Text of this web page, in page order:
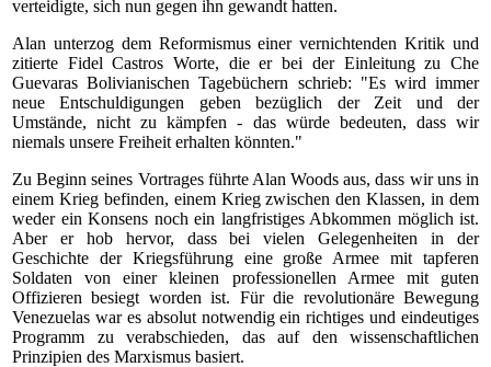
verteidigte, sich nun gegen ihn gewandt hatten.
Alan unterzog dem Reformismus einer vernichtenden Kritik und
zitierte Fidel Castros Worte, die er bei der Einleitung zu Che
Guevaras Bolivianischen Tagebüchern schrieb: "Es wird immer
neue Entschuldigungen geben bezüglich der Zeit und der
Umstände, nicht zu kämpfen - das würde bedeuten, dass wir
niemals unsere Freiheit erhalten könnten."
Zu Beginn seines Vortrages führte Alan Woods aus, dass wir uns in
einem Krieg befinden, einem Krieg zwischen den Klassen, in dem
weder ein Konsens noch ein langfristiges Abkommen möglich ist.
Aber er hob hervor, dass bei vielen Gelegenheiten in der
Geschichte der Kriegsführung eine große Armee mit tapferen
Soldaten von einer kleinen professionellen Armee mit guten
Offizieren besiegt worden ist. Für die revolutionäre Bewegung
Venezuelas war es absolut notwendig ein richtiges und eindeutiges
Programm zu verabschieden, das auf den wissenschaftlichen
Prinzipien des Marxismus basiert.